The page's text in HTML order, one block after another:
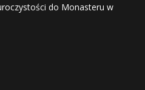
do Monasteru w